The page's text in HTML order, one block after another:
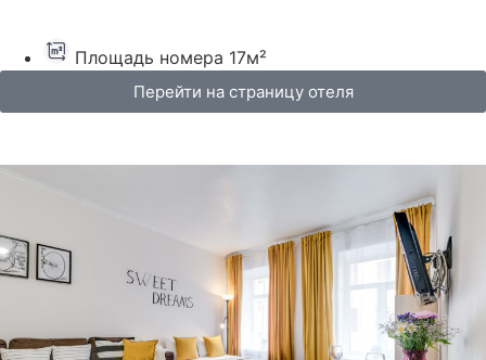
Площадь номера 17м²
Перейти на страницу отеля